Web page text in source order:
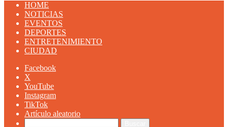
HOME
NOTICIAS
EVENTOS
DEPORTES
ENTRETENIMIENTO
CIUDAD
Facebook
X
YouTube
Instagram
TikTok
Artículo aleatorio